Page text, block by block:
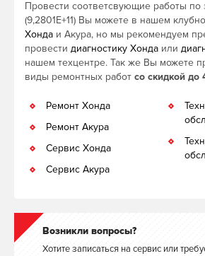
Провести соответсвующие работы по
(9,2801E+11) Вы можете в нашем
Хонда и Акура, но мы рекомендуем
провести диагностику Хонда или
нашем техцентре. Так же Вы можете
виды ремонтных работ со скидкой до
Ремонт Хонда
Ремонт Акура
Сервис Хонда
Сервис Акура
Возникли вопросы?
Хотите записаться на сервис или